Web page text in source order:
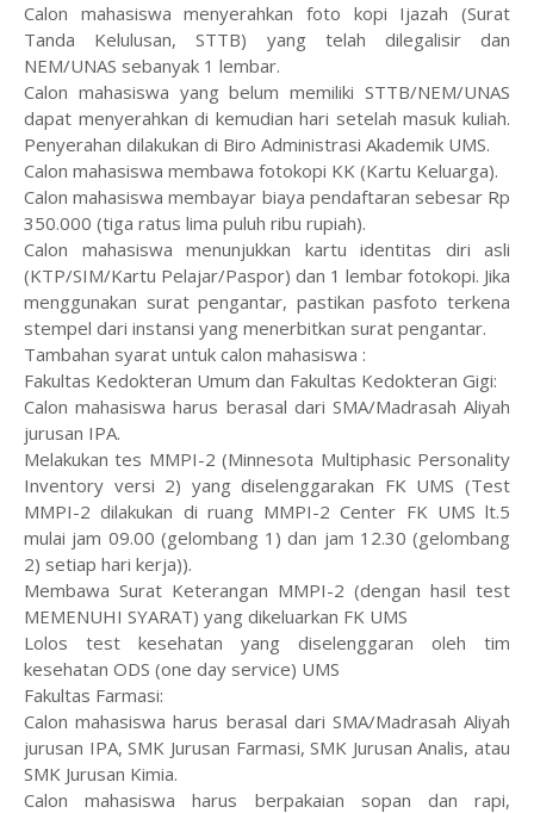
Calon mahasiswa menyerahkan foto kopi Ijazah (Surat
Tanda Kelulusan, STTB) yang telah dilegalisir dan
NEM/UNAS sebanyak 1 lembar.
Calon mahasiswa yang belum memiliki STTB/NEM/UNAS
dapat menyerahkan di kemudian hari setelah masuk kuliah.
Penyerahan dilakukan di Biro Administrasi Akademik UMS.
Calon mahasiswa membawa fotokopi KK (Kartu Keluarga).
Calon mahasiswa membayar biaya pendaftaran sebesar Rp
350.000 (tiga ratus lima puluh ribu rupiah).
Calon mahasiswa menunjukkan kartu identitas diri asli
(KTP/SIM/Kartu Pelajar/Paspor) dan 1 lembar fotokopi. Jika
menggunakan surat pengantar, pastikan pasfoto terkena
stempel dari instansi yang menerbitkan surat pengantar.
Tambahan syarat untuk calon mahasiswa :
Fakultas Kedokteran Umum dan Fakultas Kedokteran Gigi:
Calon mahasiswa harus berasal dari SMA/Madrasah Aliyah
jurusan IPA.
Melakukan tes MMPI-2 (Minnesota Multiphasic Personality
Inventory versi 2) yang diselenggarakan FK UMS (Test
MMPI-2 dilakukan di ruang MMPI-2 Center FK UMS lt.5
mulai jam 09.00 (gelombang 1) dan jam 12.30 (gelombang
2) setiap hari kerja)).
Membawa Surat Keterangan MMPI-2 (dengan hasil test
MEMENUHI SYARAT) yang dikeluarkan FK UMS
Lolos test kesehatan yang diselenggaran oleh tim
kesehatan ODS (one day service) UMS
Fakultas Farmasi:
Calon mahasiswa harus berasal dari SMA/Madrasah Aliyah
jurusan IPA, SMK Jurusan Farmasi, SMK Jurusan Analis, atau
SMK Jurusan Kimia.
Calon mahasiswa harus berpakaian sopan dan rapi,